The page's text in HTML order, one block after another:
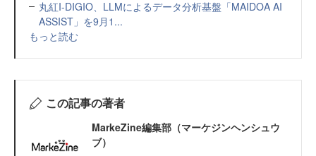
丸紅I-DIGIO、LLMによるデータ分析基盤「MAIDOA AI
ASSIST」を9月1...
もっと読む
この記事の著者
MarkeZine編集部（マーケジンヘンシュウ
ブ）